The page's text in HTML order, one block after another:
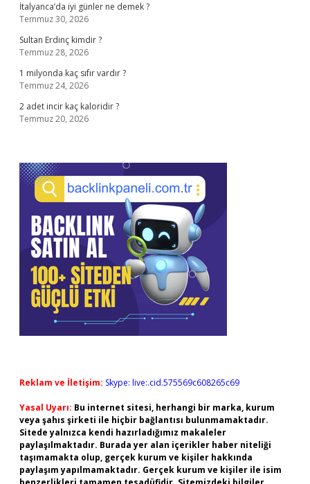
İtalyanca’da iyi günler ne demek ?
Temmuz 30, 2026
Sultan Erdinç kimdir ?
Temmuz 28, 2026
1 milyonda kaç sıfır vardır ?
Temmuz 24, 2026
2 adet incir kaç kaloridir ?
Temmuz 20, 2026
Reklam ve İletişim: Skype: live:.cid.575569c608265c69
Yasal Uyarı: Bu internet sitesi, herhangi bir marka, kurum
veya şahıs şirketi ile hiçbir bağlantısı bulunmamaktadır.
Sitede yalnızca kendi hazırladığımız makaleler
paylaşılmaktadır. Burada yer alan içerikler haber niteliği
taşımamakta olup, gerçek kurum ve kişiler hakkında
paylaşım yapılmamaktadır. Gerçek kurum ve kişiler ile isim